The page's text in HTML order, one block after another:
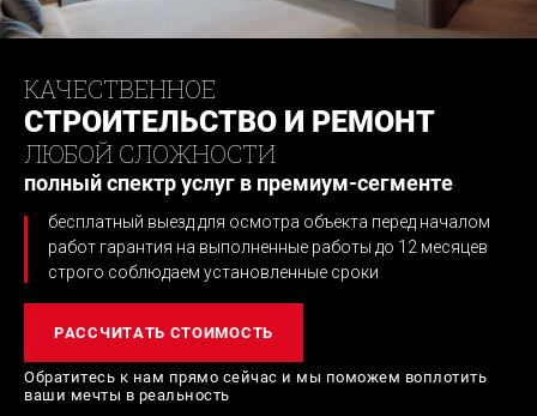
КАЧЕСТВЕННОЕ
СТРОИТЕЛЬСТВО И РЕМОНТ
ЛЮБОЙ СЛОЖНОСТИ
полный спектр услуг в премиум-сегменте
бесплатный выезд для осмотра объекта перед началом
работ гарантия на выполненные работы до 12 месяцев
строго соблюдаем установленные сроки
РАССЧИТАТЬ СТОИМОСТЬ
Обратитесь к нам прямо сейчас и мы поможем воплотить
ваши мечты в реальность